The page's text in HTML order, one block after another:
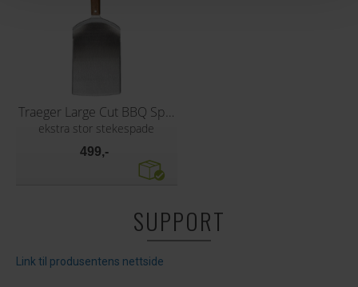
Traeger Large Cut BBQ Spatula XXL
ekstra stor stekespade
499,-
SUPPORT
Link til produsentens nettside